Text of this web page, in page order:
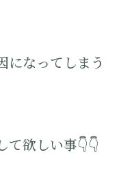
になってしまう
欲しい事👇👇